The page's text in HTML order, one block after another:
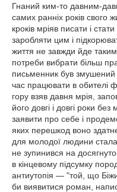
Гнаний ким-то давним-
самих ранніх років свого
кроків мріяв писати і
заробляти цим і
життя не завжди йде
потреби вибрати більш
письменник був змушений
час працювати в обителі
гору взяв давня мрія,
його довгі і довгі роки
заявити про себе і
яких перешкод воно
для молодої людини
не зупинився на
в кінцевому підсумку
антиутопія — "той, що
би виявитися роман,